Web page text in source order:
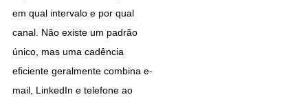
em qual intervalo e por qual
canal. Não existe um padrão
único, mas uma cadência
eficiente geralmente combina e-
mail, LinkedIn e telefone ao